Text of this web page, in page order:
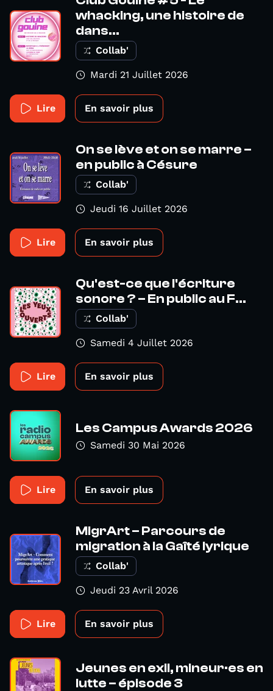
whacking, une histoire de
dans...
Collab'
Mardi 21 Juillet 2026
Lire En savoir plus
On se lève et on se marre –
en public à Césure
Collab'
Jeudi 16 Juillet 2026
Lire En savoir plus
Qu'est-ce que l'écriture
sonore ? – En public au F...
Collab'
Samedi 4 Juillet 2026
Lire En savoir plus
Les Campus Awards 2026
Samedi 30 Mai 2026
Lire En savoir plus
MigrArt – Parcours de
migration à la Gaîté lyrique
Collab'
Jeudi 23 Avril 2026
Lire En savoir plus
Jeunes en exil, mineur·es en
lutte – épisode 3